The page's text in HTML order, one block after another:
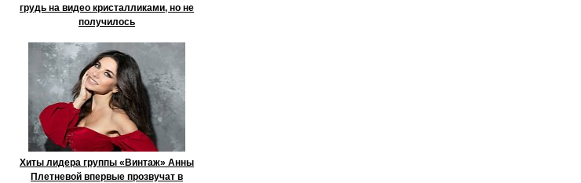
грудь на видео кристалликами, но не
получилось
Хиты лидера группы «Винтаж» Анны
Плетневой впервые прозвучат в